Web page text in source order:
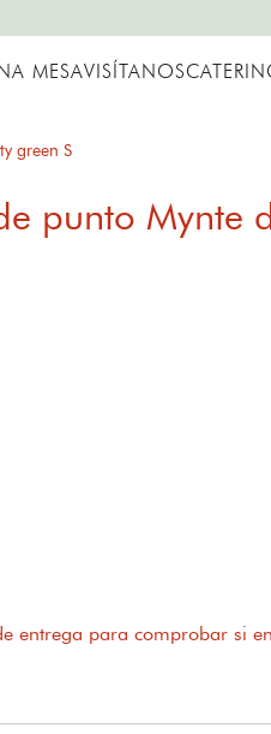
MESAVISÍTANOS
green S
punto Mynte
entrega para comprobar si